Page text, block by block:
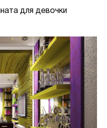
для девочки